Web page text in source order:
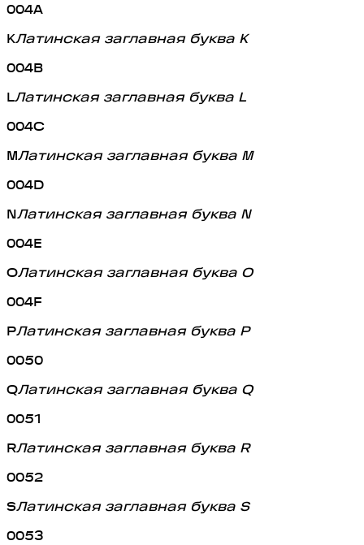
004A
KЛатинская заглавная буква K
004B
LЛатинская заглавная буква L
004C
MЛатинская заглавная буква M
004D
NЛатинская заглавная буква N
004E
OЛатинская заглавная буква O
004F
PЛатинская заглавная буква P
0050
QЛатинская заглавная буква Q
0051
RЛатинская заглавная буква R
0052
SЛатинская заглавная буква S
0053